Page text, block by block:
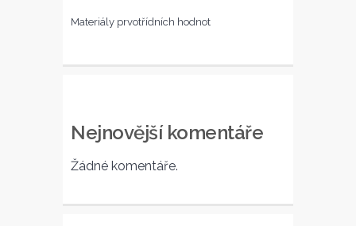
Materiály prvotřídních hodnot
Nejnovější komentáře
Žádné komentáře.